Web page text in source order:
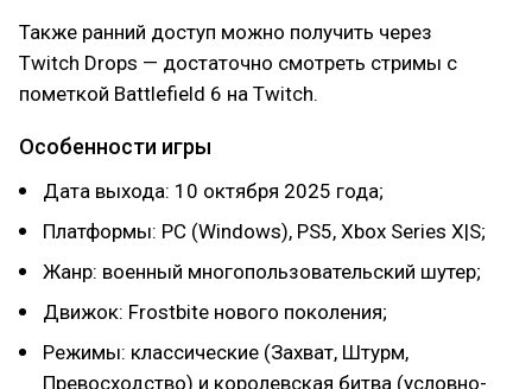
Также ранний доступ можно получить через
Twitch Drops — достаточно смотреть стримы с
пометкой Battlefield 6 на Twitch.
Особенности игры
Дата выхода: 10 октября 2025 года;
Платформы: PC (Windows), PS5, Xbox Series X|S;
Жанр: военный многопользовательский шутер;
Движок: Frostbite нового поколения;
Режимы: классические (Захват, Штурм,
Превосходство) и королевская битва (условно-